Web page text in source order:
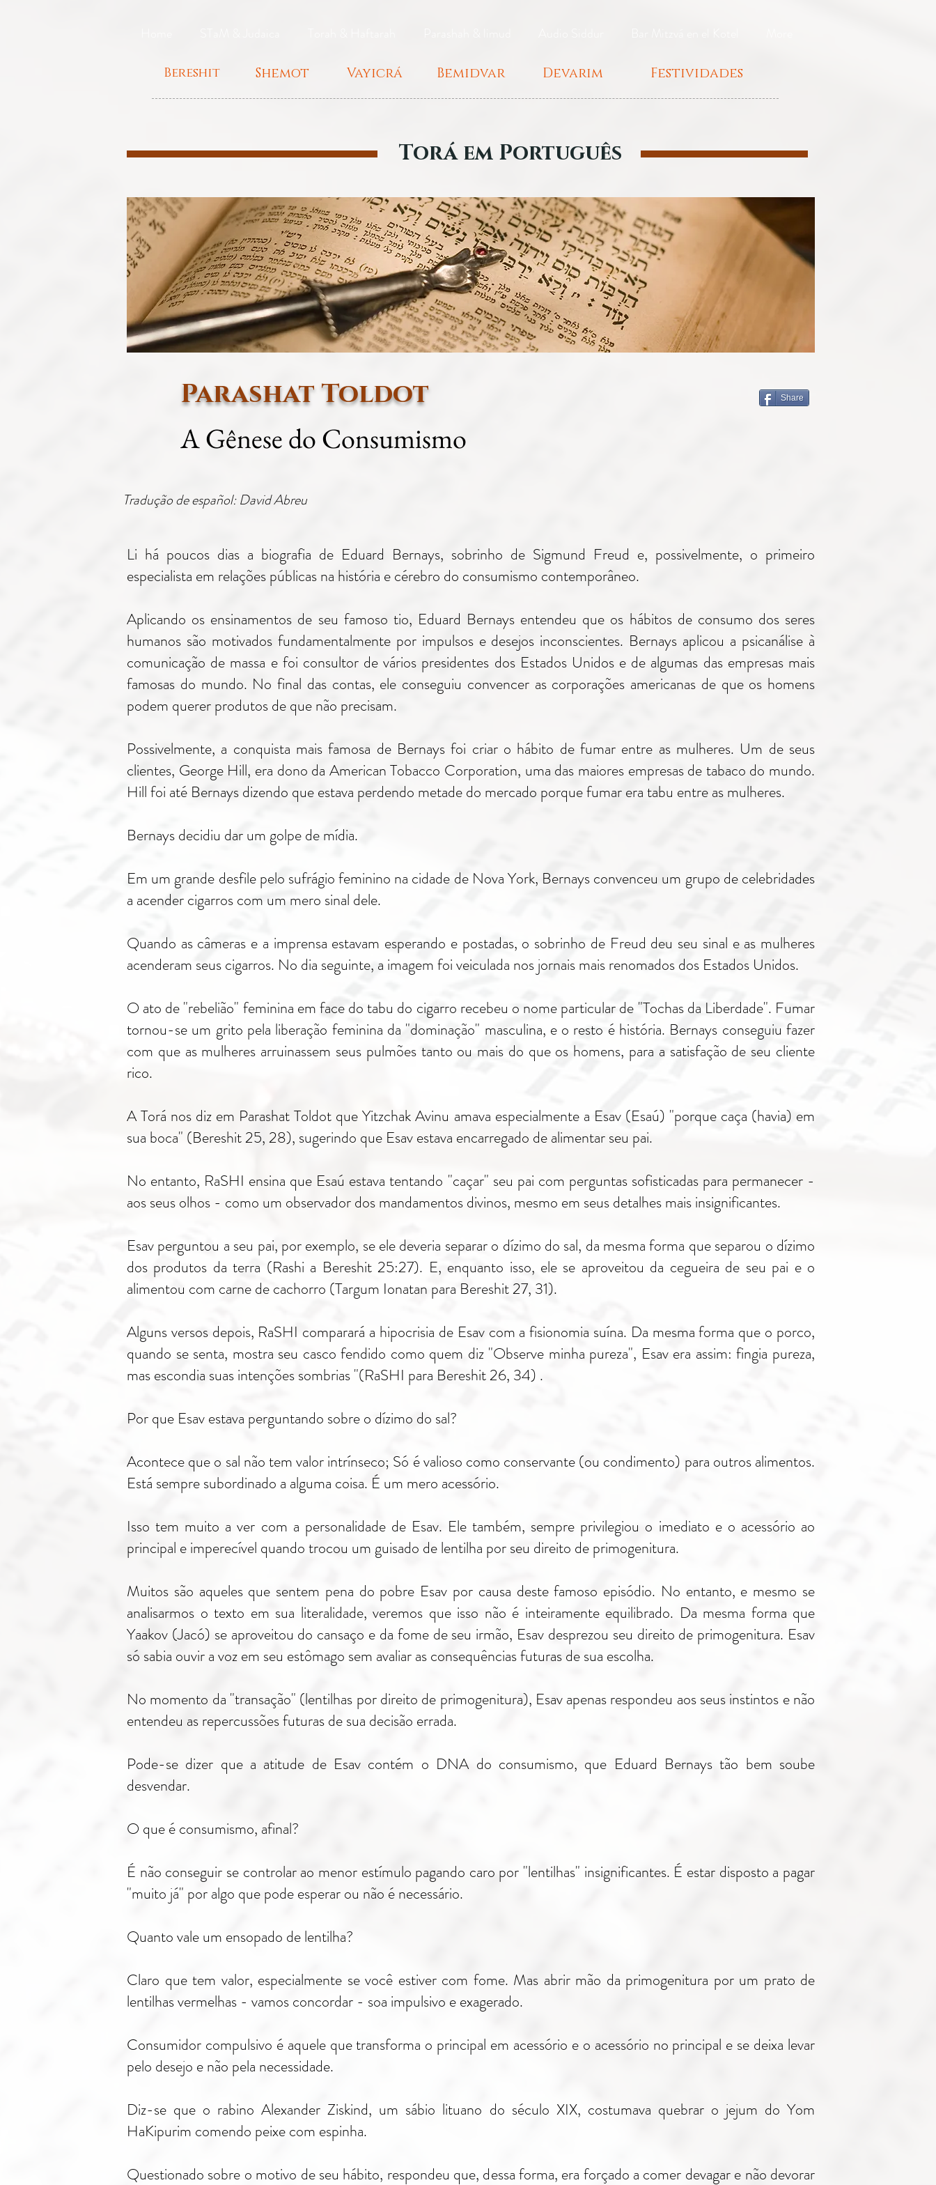
Bereshit Shemot Vayicrá Bemidvar Devarim Festividades
Torá em Português
Share
Parashat Toldot
A Gênese do Consumismo
Tradução de español: David Abreu
Li há poucos dias a biografia de Eduard Bernays, sobrinho de Sigmund Freud e, possivelmente, o primeiro
especialista em relações públicas na história e cérebro do consumismo contemporâneo.
Aplicando os ensinamentos de seu famoso tio, Eduard Bernays entendeu que os hábitos de consumo dos seres
humanos são motivados fundamentalmente por impulsos e desejos inconscientes. Bernays aplicou a psicanálise à
comunicação de massa e foi consultor de vários presidentes dos Estados Unidos e de algumas das empresas mais
famosas do mundo. No final das contas, ele conseguiu convencer as corporações americanas de que os homens
podem querer produtos de que não precisam.
Possivelmente, a conquista mais famosa de Bernays foi criar o hábito de fumar entre as mulheres. Um de seus
clientes, George Hill, era dono da American Tobacco Corporation, uma das maiores empresas de tabaco do mundo.
Hill foi até Bernays dizendo que estava perdendo metade do mercado porque fumar era tabu entre as mulheres.
Bernays decidiu dar um golpe de mídia.
Em um grande desfile pelo sufrágio feminino na cidade de Nova York, Bernays convenceu um grupo de celebridades
a acender cigarros com um mero sinal dele.
Quando as câmeras e a imprensa estavam esperando e postadas, o sobrinho de Freud deu seu sinal e as mulheres
acenderam seus cigarros. No dia seguinte, a imagem foi veiculada nos jornais mais renomados dos Estados Unidos.
O ato de "rebelião" feminina em face do tabu do cigarro recebeu o nome particular de "Tochas da Liberdade". Fumar
tornou-se um grito pela liberação feminina da "dominação" masculina, e o resto é história. Bernays conseguiu fazer
com que as mulheres arruinassem seus pulmões tanto ou mais do que os homens, para a satisfação de seu cliente
rico.
A Torá nos diz em Parashat Toldot que Yitzchak Avinu amava especialmente a Esav (Esaú) "porque caça (havia) em
sua boca" (Bereshit 25, 28), sugerindo que Esav estava encarregado de alimentar seu pai.
No entanto, RaSHI ensina que Esaú estava tentando "caçar" seu pai com perguntas sofisticadas para permanecer -
aos seus olhos - como um observador dos mandamentos divinos, mesmo em seus detalhes mais insignificantes.
Esav perguntou a seu pai, por exemplo, se ele deveria separar o dízimo do sal, da mesma forma que separou o dízimo
dos produtos da terra (Rashi a Bereshit 25:27). E, enquanto isso, ele se aproveitou da cegueira de seu pai e o
alimentou com carne de cachorro (Targum Ionatan para Bereshit 27, 31).
Alguns versos depois, RaSHI comparará a hipocrisia de Esav com a fisionomia suína. Da mesma forma que o porco,
quando se senta, mostra seu casco fendido como quem diz "Observe minha pureza", Esav era assim: fingia pureza,
mas escondia suas intenções sombrias "(RaSHI para Bereshit 26, 34) .
Por que Esav estava perguntando sobre o dízimo do sal?
Acontece que o sal não tem valor intrínseco; Só é valioso como conservante (ou condimento) para outros alimentos.
Está sempre subordinado a alguma coisa. É um mero acessório.
Isso tem muito a ver com a personalidade de Esav. Ele também, sempre privilegiou o imediato e o acessório ao
principal e imperecível quando trocou um guisado de lentilha por seu direito de primogenitura.
Muitos são aqueles que sentem pena do pobre Esav por causa deste famoso episódio. No entanto, e mesmo se
analisarmos o texto em sua literalidade, veremos que isso não é inteiramente equilibrado. Da mesma forma que
Yaakov (Jacó) se aproveitou do cansaço e da fome de seu irmão, Esav desprezou seu direito de primogenitura. Esav
só sabia ouvir a voz em seu estômago sem avaliar as consequências futuras de sua escolha.
No momento da "transação" (lentilhas por direito de primogenitura), Esav apenas respondeu aos seus instintos e não
entendeu as repercussões futuras de sua decisão errada.
Pode-se dizer que a atitude de Esav contém o DNA do consumismo, que Eduard Bernays tão bem soube
desvendar.
O que é consumismo, afinal?
É não conseguir se controlar ao menor estímulo pagando caro por "lentilhas" insignificantes. É estar disposto a pagar
"muito já" por algo que pode esperar ou não é necessário.
Quanto vale um ensopado de lentilha?
Claro que tem valor, especialmente se você estiver com fome. Mas abrir mão da primogenitura por um prato de
lentilhas vermelhas - vamos concordar - soa impulsivo e exagerado.
Consumidor compulsivo é aquele que transforma o principal em acessório e o acessório no principal e se deixa levar
pelo desejo e não pela necessidade.
Diz-se que o rabino Alexander Ziskind, um sábio lituano do século XIX, costumava quebrar o jejum do Yom
HaKipurim comendo peixe com espinha.
Questionado sobre o motivo de seu hábito, respondeu que, dessa forma, era forçado a comer devagar e não devorar